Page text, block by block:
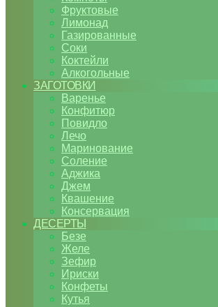
Фруктовые
Лимонад
Газированные
Соки
Коктейли
Алкогольные
ЗАГОТОВКИ
Варенье
Конфитюр
Повидло
Лечо
Маринование
Соление
Аджика
Джем
Квашение
Консервация
ДЕСЕРТЫ
Безе
Желе
Зефир
Ириски
Конфеты
Кутья